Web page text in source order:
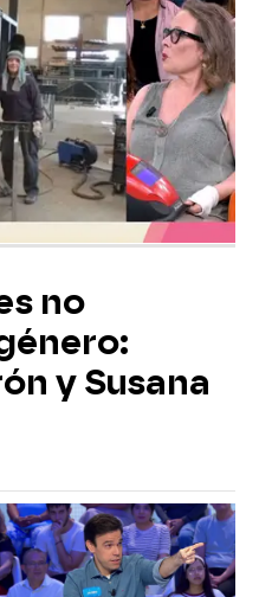
no
y Susana